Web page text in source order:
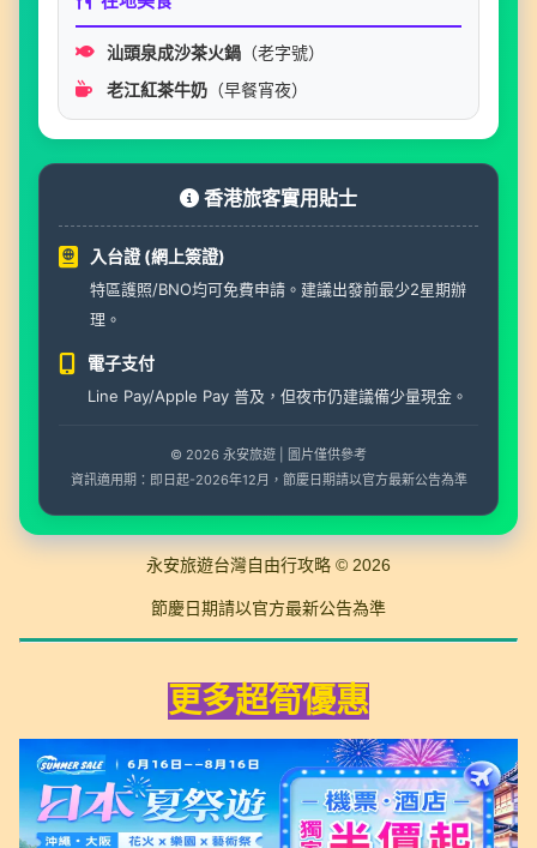
汕頭泉成沙茶火鍋 （老字號）
老江紅茶牛奶 （早餐宵夜）
香港旅客實用貼士
入台證 (網上簽證)
特區護照/BNO均可免費申請。建議出發前最少2星期辦
理。
電子支付
Line Pay/Apple Pay 普及，但夜市仍建議備少量現金。
© 2026 永安旅遊 | 圖片僅供參考
資訊適用期：即日起-2026年12月，節慶日期請以官方最新公告為準
永安旅遊台灣自由行攻略 © 2026
節慶日期請以官方最新公告為準
更多超筍優惠